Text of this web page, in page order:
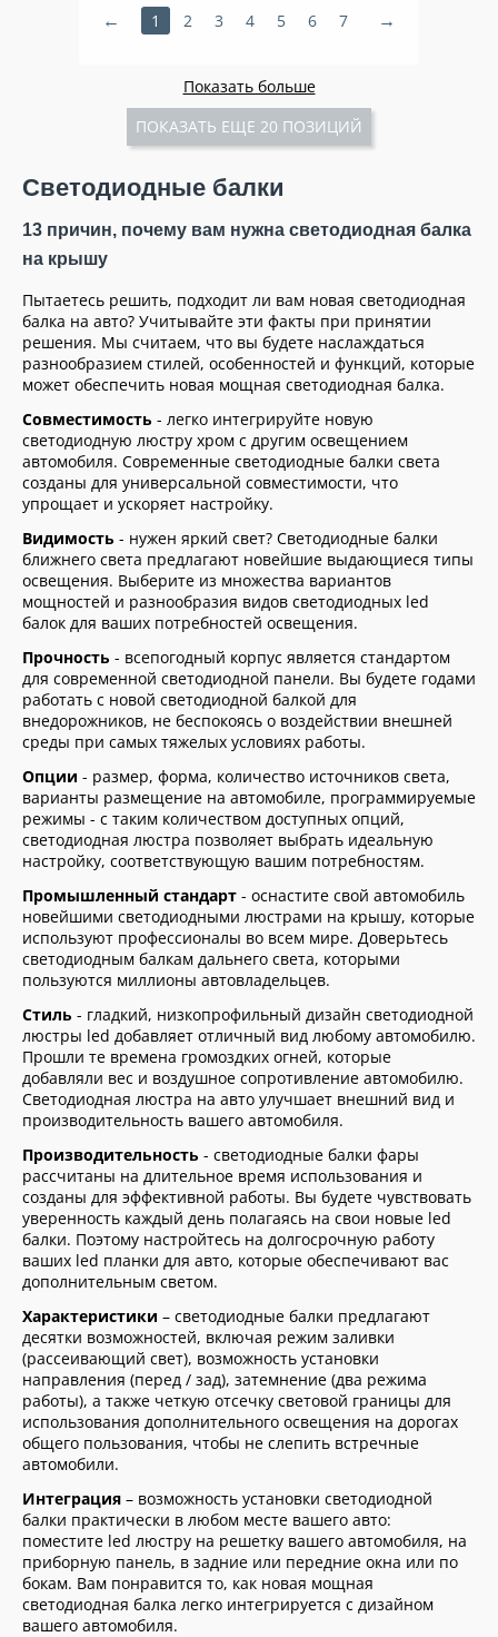
1 2 3 4 5 6 7
Показать больше
ПОКАЗАТЬ ЕЩЕ 20 ПОЗИЦИЙ
Светодиодные балки
13 причин, почему вам нужна светодиодная балка
на крышу
Пытаетесь решить, подходит ли вам новая светодиодная
балка на авто? Учитывайте эти факты при принятии
решения. Мы считаем, что вы будете наслаждаться
разнообразием стилей, особенностей и функций, которые
может обеспечить новая мощная светодиодная балка.
Совместимость - легко интегрируйте новую
светодиодную люстру хром с другим освещением
автомобиля. Современные светодиодные балки света
созданы для универсальной совместимости, что
упрощает и ускоряет настройку.
Видимость - нужен яркий свет? Светодиодные балки
ближнего света предлагают новейшие выдающиеся типы
освещения. Выберите из множества вариантов
мощностей и разнообразия видов светодиодных led
балок для ваших потребностей освещения.
Прочность - всепогодный корпус является стандартом
для современной светодиодной панели. Вы будете годами
работать с новой светодиодной балкой для
внедорожников, не беспокоясь о воздействии внешней
среды при самых тяжелых условиях работы.
Опции - размер, форма, количество источников света,
варианты размещение на автомобиле, программируемые
режимы - с таким количеством доступных опций,
светодиодная люстра позволяет выбрать идеальную
настройку, соответствующую вашим потребностям.
Промышленный стандарт - оснастите свой автомобиль
новейшими светодиодными люстрами на крышу, которые
используют профессионалы во всем мире. Доверьтесь
светодиодным балкам дальнего света, которыми
пользуются миллионы автовладельцев.
Стиль - гладкий, низкопрофильный дизайн светодиодной
люстры led добавляет отличный вид любому автомобилю.
Прошли те времена громоздких огней, которые
добавляли вес и воздушное сопротивление автомобилю.
Светодиодная люстра на авто улучшает внешний вид и
производительность вашего автомобиля.
Производительность - светодиодные балки фары
рассчитаны на длительное время использования и
созданы для эффективной работы. Вы будете чувствовать
уверенность каждый день полагаясь на свои новые led
балки. Поэтому настройтесь на долгосрочную работу
ваших led планки для авто, которые обеспечивают вас
дополнительным светом.
Характеристики – светодиодные балки предлагают
десятки возможностей, включая режим заливки
(рассеивающий свет), возможность установки
направления (перед / зад), затемнение (два режима
работы), а также четкую отсечку световой границы для
использования дополнительного освещения на дорогах
общего пользования, чтобы не слепить встречные
автомобили.
Интеграция – возможность установки светодиодной
балки практически в любом месте вашего авто:
поместите led люстру на решетку вашего автомобиля, на
приборную панель, в задние или передние окна или по
бокам. Вам понравится то, как новая мощная
светодиодная балка легко интегрируется с дизайном
вашего автомобиля.